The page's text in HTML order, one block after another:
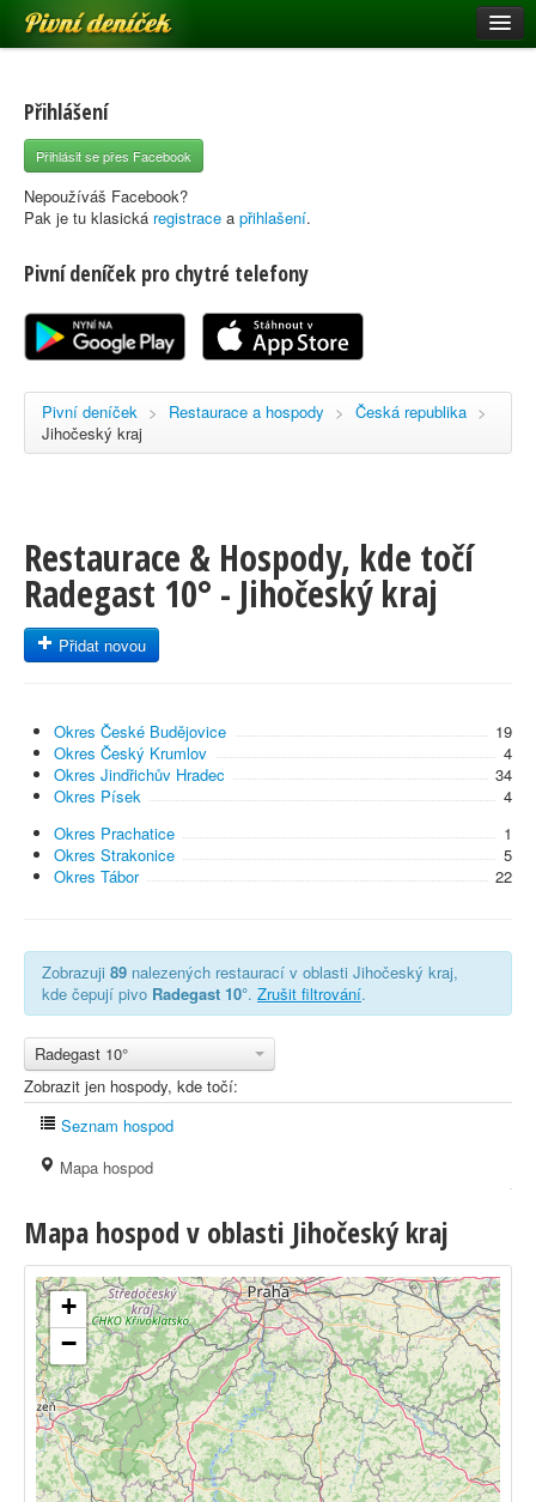
Pivní deníček
Pivní mapa
Pivní značky
Nápověda
Registrace
Přihlášení
Přihlásit se přes Facebook
Nepoužíváš Facebook?
Pak je tu klasická registrace a přihlašení.
Pivní deníček pro chytré telefony
Pivní deníček > Restaurace a hospody > Česká republika >
Jihočeský kraj
Restaurace & Hospody, kde točí
Radegast 10° - Jihočeský kraj
Přidat novou
Okres České Budějovice
19
Okres Český Krumlov
4
Okres Jindřichův Hradec
34
Okres Písek
4
Okres Prachatice
1
Okres Strakonice
5
Okres Tábor
22
Zobrazuji 89 nalezených restaurací v oblasti Jihočeský kraj,
kde čepují pivo Radegast 10°. Zrušit filtrování.
Radegast 10°
Zobrazit jen hospody, kde točí:
Seznam hospod
Mapa hospod
Mapa hospod v oblasti Jihočeský kraj
+
−